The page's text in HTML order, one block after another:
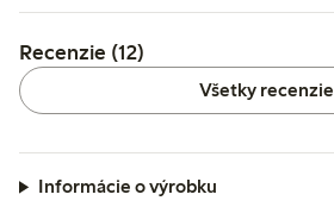
Recenzie (12)
Všetky recenzie
Informácie o výrobku